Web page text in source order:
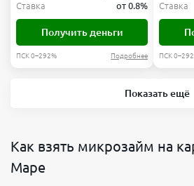
Ставка
от 0.8%
Получить деньги
ПСК 0–292% Подробнее
Ставка
ПСК
Показать ещё
Как взять микрозайм на
Маре